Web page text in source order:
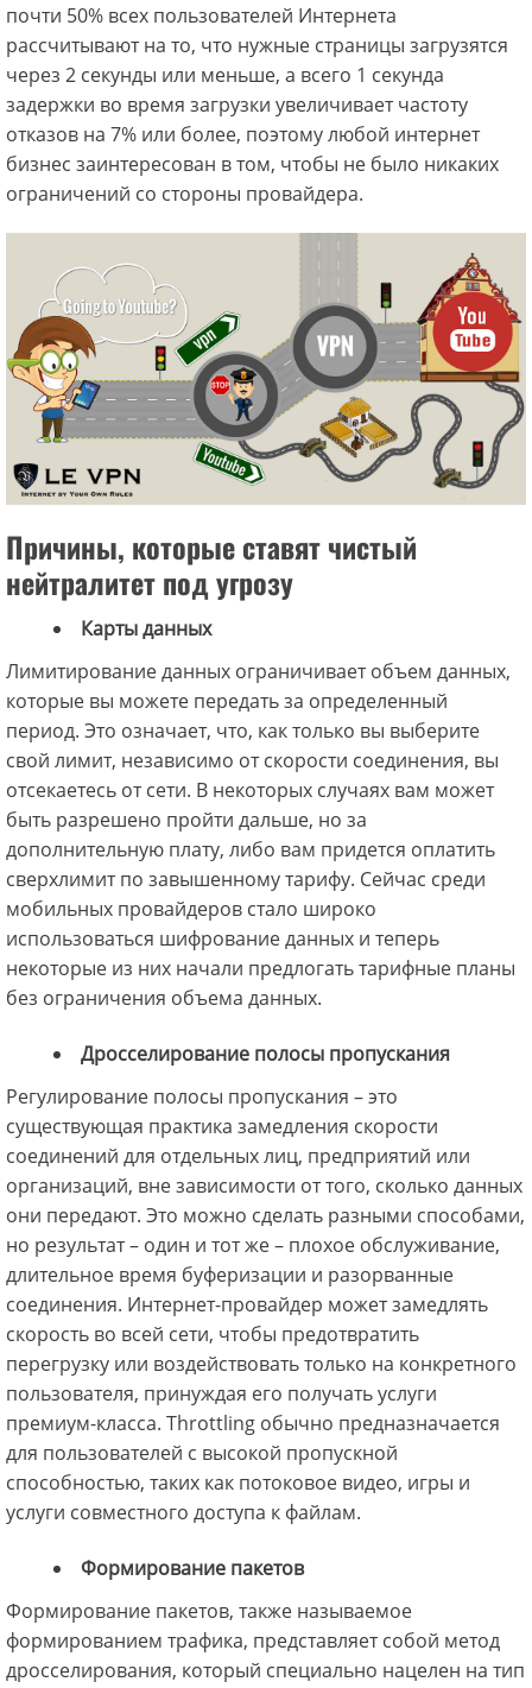
почти 50% всех пользователей Интернета
рассчитывают на то, что нужные страницы загрузятся
через 2 секунды или меньше, а всего 1 секунда
задержки во время загрузки увеличивает частоту
отказов на 7% или более, поэтому любой интернет
бизнес заинтересован в том, чтобы не было никаких
ограничений со стороны провайдера.
Причины, которые ставят чистый
нейтралитет под угрозу
Карты данных
Лимитирование данных ограничивает объем данных,
которые вы можете передать за определенный
период. Это означает, что, как только вы выберите
свой лимит, независимо от скорости соединения, вы
отсекаетесь от сети. В некоторых случаях вам может
быть разрешено пройти дальше, но за
дополнительную плату, либо вам придется оплатить
сверхлимит по завышенному тарифу. Сейчас среди
мобильных провайдеров стало широко
использоваться шифрование данных и теперь
некоторые из них начали предлогать тарифные планы
без ограничения объема данных.
Дросселирование полосы пропускания
Регулирование полосы пропускания – это
существующая практика замедления скорости
соединений для отдельных лиц, предприятий или
организаций, вне зависимости от того, сколько данных
они передают. Это можно сделать разными способами,
но результат – один и тот же – плохое обслуживание,
длительное время буферизации и разорванные
соединения. Интернет-провайдер может замедлять
скорость во всей сети, чтобы предотвратить
перегрузку или воздействовать только на конкретного
пользователя, принуждая его получать услуги
премиум-класса. Throttling обычно предназначается
для пользователей с высокой пропускной
способностью, таких как потоковое видео, игры и
услуги совместного доступа к файлам.
Формирование пакетов
Формирование пакетов, также называемое
формированием трафика, представляет собой метод
дросселирования, который специально нацелен на тип